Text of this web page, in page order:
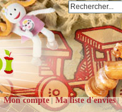
Mon compte Ma liste d'envies